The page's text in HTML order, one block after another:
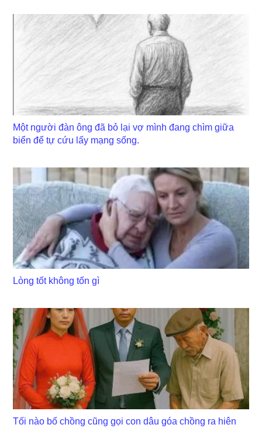
Một người đàn ông đã bỏ lại vợ mình đang chìm giữa
biển để tự cứu lấy mạng sống.
Lòng tốt không tốn gì
Tối nào bố chồng cũng gọi con dâu góa chồng ra hiên